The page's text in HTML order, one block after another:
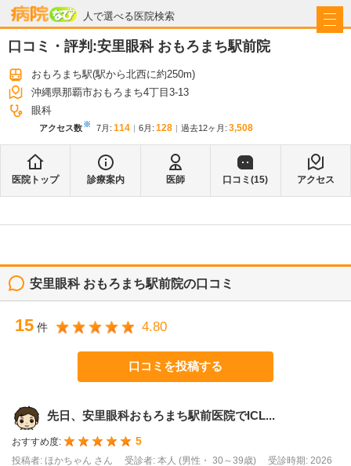
人で選べる医院検索
病院なび
口コミ・評判:安里眼科 おもろまち駅前院
おもろまち駅(駅から北西に約250m)
沖縄県那覇市おもろまち4丁目3-13
眼科
アクセス数※ 7月 : 114 6月 : 128 過去12ヶ月: 3,508
医院トップ 診療案内 医師 口コミ(15) アクセス
安里眼科 おもろまち駅前院の口コミ
15 件 4.80
口コミを投稿する
先日、安里眼科おもろまち駅前医院でICL...
おすすめ度: 5
投稿者: ほかちゃん さん 受診者: 本人 (男性・ 30～39歳)
受診時期: 2026